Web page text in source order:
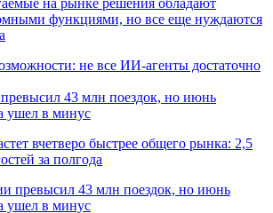
на рынке решения обладают
функциями, но все еще нуждаются
43 млн поездок, но июнь
ушел в минус
вчетверо быстрее общего рынка: 2,5
за полгода